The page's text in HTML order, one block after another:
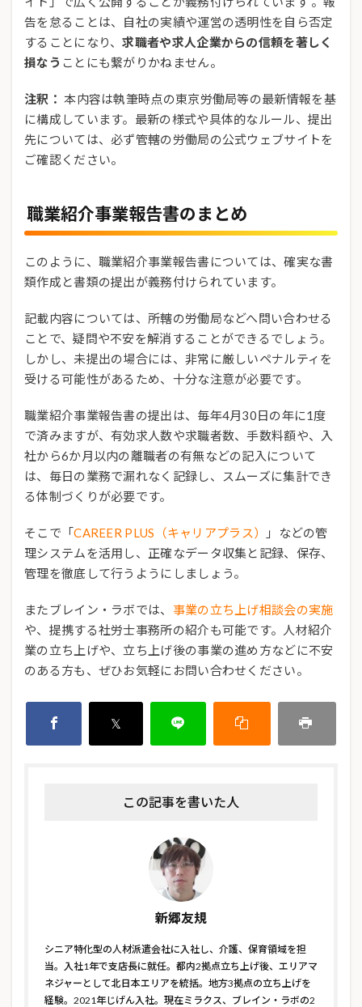
告を怠ることは、自社の実績や運営の透明性を自ら否定
することになり、求職者や求人企業からの信頼を著しく
損なう ことにも繋がりかねません。
注釈： 本内容は執筆時点の東京労働局等の最新情報を基
に構成しています。最新の様式や具体的なルール、提出
先については、必ず管轄の労働局の公式ウェブサイトを
ご確認ください。
職業紹介事業報告書のまとめ
このように、職業紹介事業報告書については、確実な書
類作成と書類の提出が義務付けられています。
記載内容については、所轄の労働局などへ問い合わせる
ことで、疑問や不安を解消することができるでしょう。
しかし、未提出の場合には、非常に厳しいペナルティを
受ける可能性があるため、十分な注意が必要です。
職業紹介事業報告書の提出は、毎年4月30日の年に1度
で済みますが、有効求人数や求職者数、手数料額や、入
社から6か月以内の離職者の有無などの記入について
は、毎日の業務で漏れなく記録し、スムーズに集計でき
る体制づくりが必要です。
そこで「CAREER PLUS（キャリアプラス）
」などの管
理システムを活用し、正確なデータ収集と記録、保存、
管理を徹底して行うようにしましょう。
またブレイン・ラボでは、 事業の立ち上げ相談会の実施
や、提携する社労士事務所の紹介も可能です。人材紹介
業の立ち上げや、立ち上げ後の事業の進め方などに不安
のある方も、ぜひお気軽にお問い合わせください。
この記事を書いた人
新郷友規
シニア特化型の人材派遣会社に入社し、介護、保育領域を担
当。入社1年で支店長に就任。都内2拠点立ち上げ後、エリアマ
ネジャーとして北日本エリアを統括。地方3拠点の立ち上げを
経験。2021年じげん入社。現在ミラクス、ブレイン・ラボの2